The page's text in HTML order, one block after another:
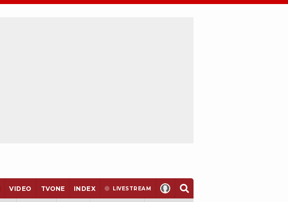
VIDEO TVONE INDEX LIVESTREAM